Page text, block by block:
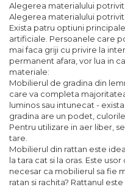
Alegerea materialului
Alegerea materialului
Exista patru optiuni
artificiale. Persoanele care
mai faca griji cu privire la
permanent afara, vor lua in
materiale:
Mobilierul de gradina din
care va completa
luminos sau intunecat -
gradina are un podet,
Pentru utilizare in aer liber,
tare.
Mobilierul din rattan este
la tara cat si la oras. Este
necesar ca mobilierul sa fie
ratan si rachita? Rattanul